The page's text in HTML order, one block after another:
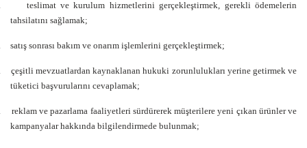
teslimat ve kurulum hizmetlerini gerçekleştirmek, gerekli ödemelerin
tahsilatını sağlamak;
satış sonrası bakım ve onarım işlemlerini gerçekleştirmek;
çeşitli mevzuatlardan kaynaklanan hukuki zorunlulukları yerine getirmek ve
tüketici başvurularını cevaplamak;
reklam ve pazarlama faaliyetleri sürdürerek müşterilere yeni çıkan ürünler ve
kampanyalar hakkında bilgilendirmede bulunmak;